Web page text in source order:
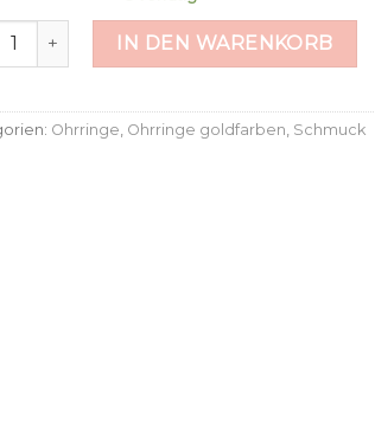
MengeIN DEN WARENKORB
Ohrringe Ohrringe goldfarben Schmuck